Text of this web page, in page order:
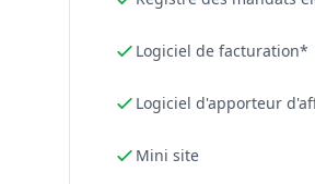
Logiciel de facturation*
Logiciel d'apporteur
Mini site